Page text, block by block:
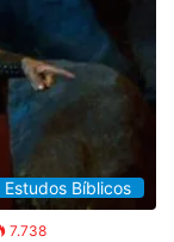
Estudos Bíblicos
7.738